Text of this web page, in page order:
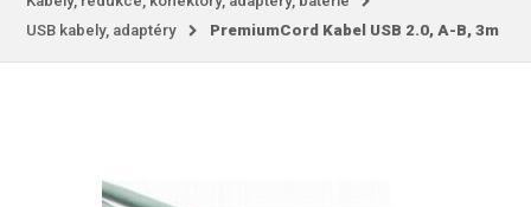
USB kabely, adaptéry
PremiumCord Kabel USB 2.0, A-B, 3m